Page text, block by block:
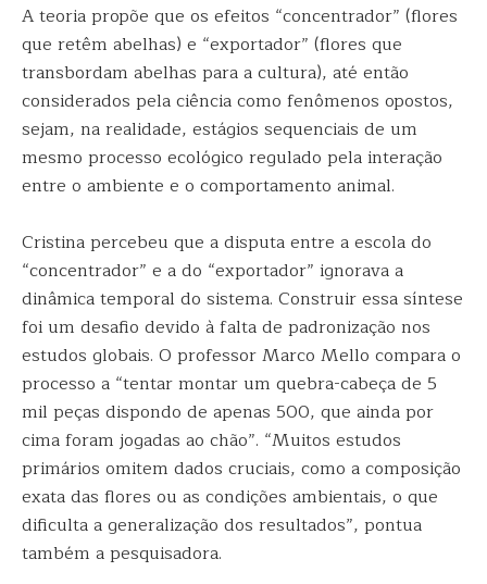
A teoria propõe que os efeitos “concentrador” (flores
que retêm abelhas) e “exportador” (flores que
transbordam abelhas para a cultura), até então
considerados pela ciência como fenômenos opostos,
sejam, na realidade, estágios sequenciais de um
mesmo processo ecológico regulado pela interação
entre o ambiente e o comportamento animal.
Cristina percebeu que a disputa entre a escola do
“concentrador” e a do “exportador” ignorava a
dinâmica temporal do sistema. Construir essa síntese
foi um desafio devido à falta de padronização nos
estudos globais. O professor Marco Mello compara o
processo a “tentar montar um quebra-cabeça de 5
mil peças dispondo de apenas 500, que ainda por
cima foram jogadas ao chão”. “Muitos estudos
primários omitem dados cruciais, como a composição
exata das flores ou as condições ambientais, o que
dificulta a generalização dos resultados”, pontua
também a pesquisadora.